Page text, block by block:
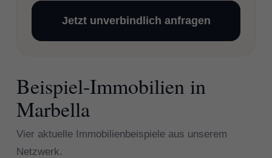
Jetzt unverbindlich anfragen
Beispiel-Immobilien in
Marbella
Vier aktuelle Immobilienbeispiele aus unserem
Netzwerk.